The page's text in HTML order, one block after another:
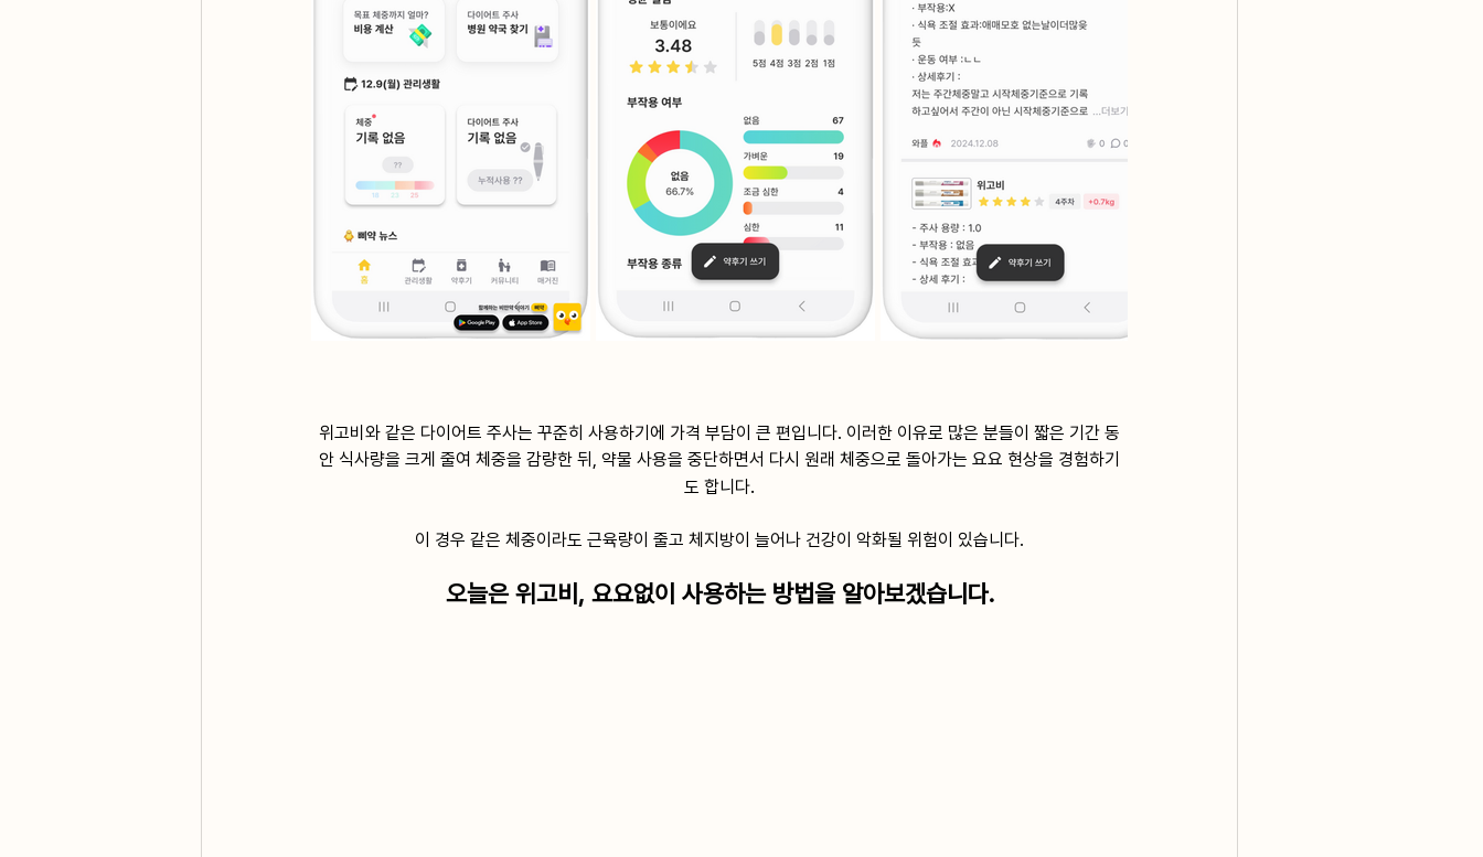
위고비와 같은 다이어트 주사는 꾸준히 사용하기에 가격 부담이 큰 편입니다. 이러한 이유로 많은 분들이 짧은 기간 동
안 식사량을 크게 줄여 체중을 감량한 뒤, 약물 사용을 중단하면서 다시 원래 체중으로 돌아가는 요요 현상을 경험하기
도 합니다.
이 경우 같은 체중이라도 근육량이 줄고 체지방이 늘어나 건강이 악화될 위험이 있습니다.
오늘은 위고비, 요요없이 사용하는 방법을 알아보겠습니다.